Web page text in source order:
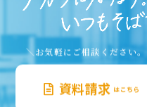
＼お気軽にご相談ください
資料請求 はこちら